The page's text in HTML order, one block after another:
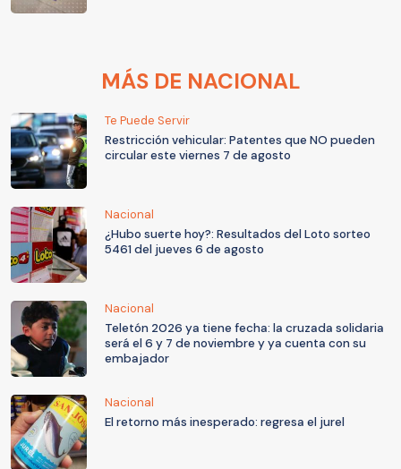
MÁS DE NACIONAL
Te Puede Servir
Restricción vehicular: Patentes que NO pueden
circular este viernes 7 de agosto
Nacional
¿Hubo suerte hoy?: Resultados del Loto sorteo
5461 del jueves 6 de agosto
Nacional
Teletón 2026 ya tiene fecha: la cruzada solidaria
será el 6 y 7 de noviembre y ya cuenta con su
embajador
Nacional
El retorno más inesperado: regresa el jurel